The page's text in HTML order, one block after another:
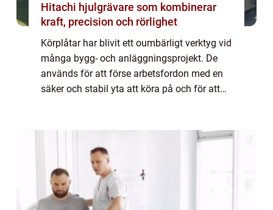
Hitachi hjulgrävare som kombinerar
kraft, precision och rörlighet
Körplåtar har blivit ett oumbärligt verktyg vid
många bygg- och anläggningsprojekt. De
används för att förse arbetsfordon med en
säker och stabil yta att köra på och för att